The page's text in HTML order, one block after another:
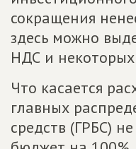
сокращения
здесь можно
НДС и
Что касается
главных
средств (ГРБС)